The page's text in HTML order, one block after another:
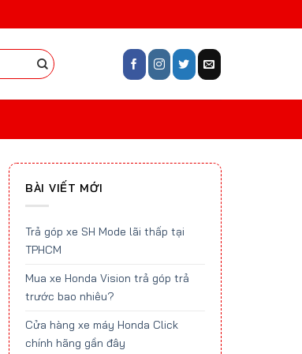
BÀI VIẾT MỚI
Trả góp xe SH Mode lãi thấp tại
TPHCM
Mua xe Honda Vision trả góp trả
trước bao nhiêu?
Cửa hàng xe máy Honda Click
chính hãng gần đây